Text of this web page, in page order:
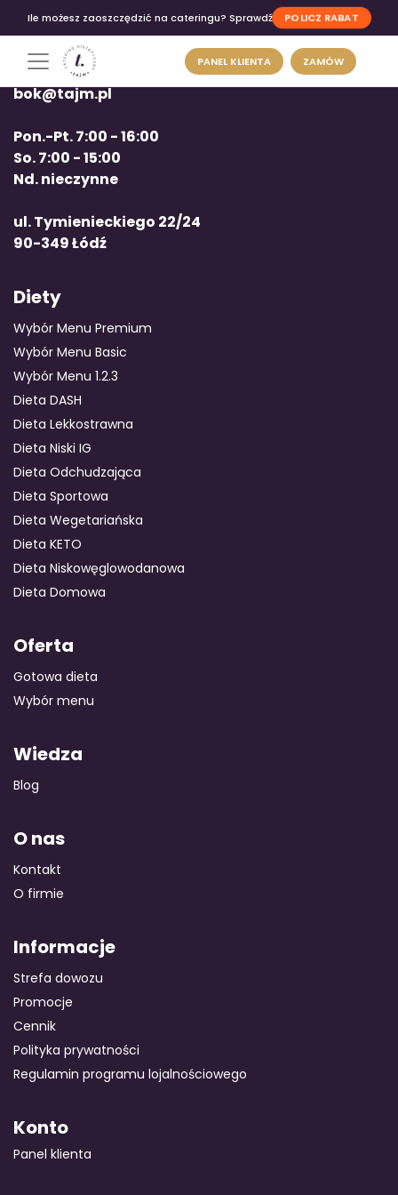
Ile możesz zaoszczędzić na cateringu? Sprawdź POLICZ RABAT
PANEL KLIENTA ZAMÓW
GOTOWA DIETA
tel: +48 663 12 00 12
bok@tajm.pl
Pon.-Pt. 7:00 - 16:00
So. 7:00 - 15:00
Nd. nieczynne
ul. Tymienieckiego 22/24
90-349 Łódź
Diety
Wybór Menu Premium
Wybór Menu Basic
Wybór Menu 1.2.3
Dieta DASH
Dieta Lekkostrawna
Dieta Niski IG
Dieta Odchudzająca
Dieta Sportowa
Dieta Wegetariańska
Dieta KETO
Dieta Niskowęglowodanowa
Dieta Domowa
Oferta
Gotowa dieta
Wybór menu
Wiedza
Blog
O nas
Kontakt
O firmie
Informacje
Strefa dowozu
Promocje
Cennik
Polityka prywatności
Regulamin programu lojalnościowego
Konto
Panel klienta